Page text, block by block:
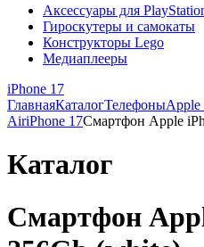
Аксессуары для
Гироскутеры и самокаты
Конструкторы Lego
Медиаплееры
iPhone 17
ГлавнаяКаталогТелефоныApple
AiriPhone 17Смартфон Apple
Каталог
Смартфон